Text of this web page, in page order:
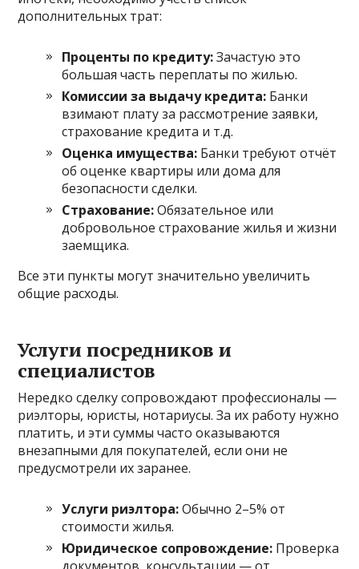
дополнительных трат:
Проценты по кредиту:Зачастую это
большая часть переплаты по жилью.
Комиссии за выдачу кредита: Банки
взимают плату за рассмотрение заявки,
страхование кредита и т.д.
Оценка имущества: Банки требуют отчёт
об оценке квартиры или дома для
безопасности сделки.
Страхование:Обязательное или
добровольное страхование жилья и жизни
заемщика.
Все эти пункты могут значительно увеличить
общие расходы.
Услуги посредников и
специалистов
Нередко сделку сопровождают профессионалы —
риэлторы, юристы, нотариусы. За их работу нужно
платить, и эти суммы часто оказываются
внезапными для покупателей, если они не
предусмотрели их заранее.
Услуги риэлтора:Обычно 2–5% от
стоимости жилья.
Юридическое сопровождение: Проверка
документов, консультации — от